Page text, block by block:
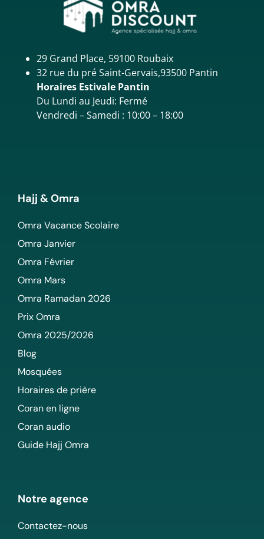
29 Grand Place, 59100 Roubaix
32 rue du pré Saint-Gervais,93500 Pantin
Horaires Estivale Pantin
Du Lundi au Jeudi: Fermé
Vendredi – Samedi : 10:00 – 18:00
Hajj & Omra
Omra Vacance Scolaire
Omra Janvier
Omra Février
Omra Mars
Omra Ramadan 2026
Prix Omra
Omra 2025/2026
Blog
Mosquées
Horaires de prière
Coran en ligne
Coran audio
Guide Hajj Omra
Notre agence
Contactez-nous